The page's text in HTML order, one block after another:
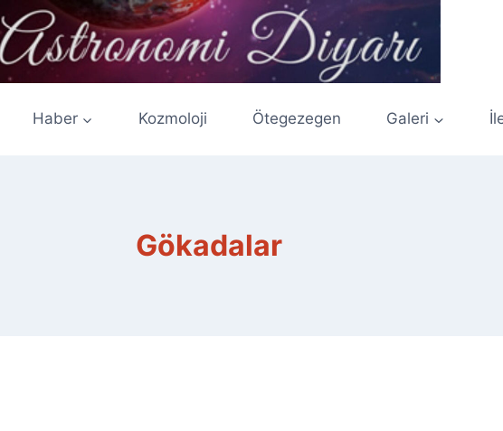
Haber Kozmoloji Ötegezegen Galeri
Gökadalar